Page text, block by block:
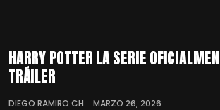
HARRY POTTER LA SERIE
TRÁILER
DIEGO RAMIRO CH. MARZO 26, 2026